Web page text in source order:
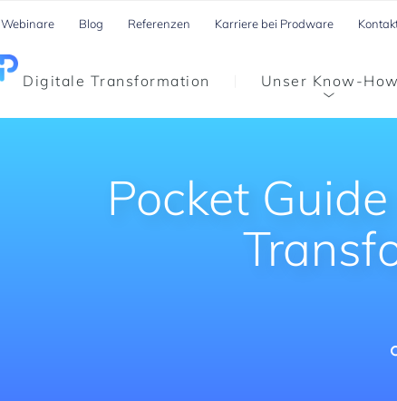
Webinare Blog Referenzen Karriere bei Prodware
Digitale Transformation Unser Know-How
Pocket